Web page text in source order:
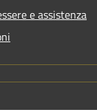
e assistenza